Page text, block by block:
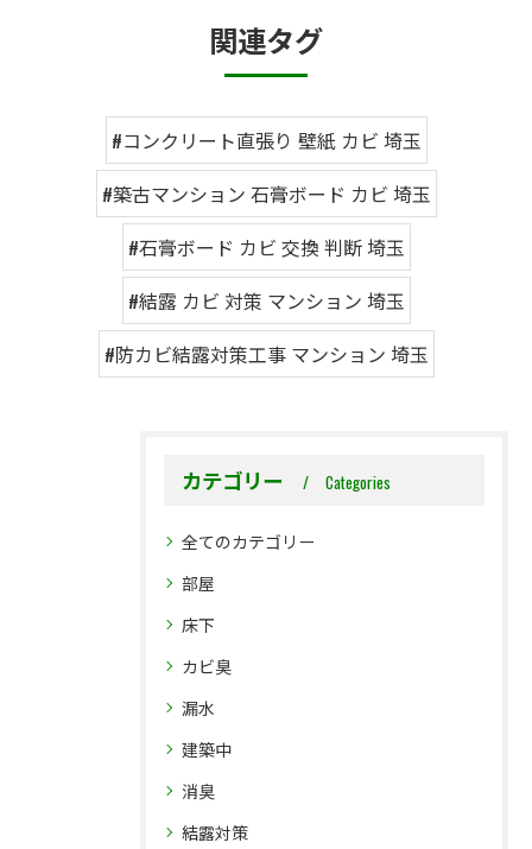
関連タグ
#コンクリート直張り 壁紙 カビ 埼玉
#築古マンション 石膏ボード カビ 埼玉
#石膏ボード カビ 交換 判断 埼玉
#結露 カビ 対策 マンション 埼玉
#防カビ結露対策工事 マンション 埼玉
カテゴリー Categories
全てのカテゴリー
部屋
床下
カビ臭
漏水
建築中
消臭
結露対策